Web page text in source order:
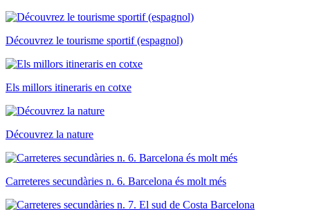
Découvrez le tourisme sportif (espagnol)
Els millors itineraris en cotxe
Découvrez la nature
Carreteres secundàries n. 6. Barcelona és molt més